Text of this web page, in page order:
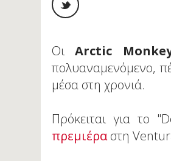
ΟιArctic
πολυαναμενόμενο,
μέσα στη χρονιά.
Πρόκειται για το
πρεμιέραστη